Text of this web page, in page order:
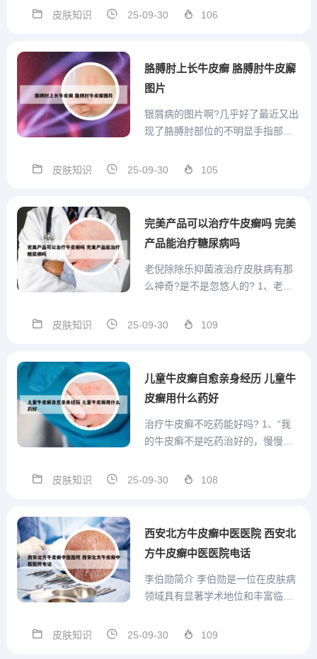
病。具体来说：治疗白癜风：补骨
与表皮细胞的DNA发生光化学变
皮...
皮肤知识 25-09-30 106
胳膊肘上长牛皮癣 胳膊肘牛皮廨
图片
银屑病的图片啊?几乎好了最近又出
现了胳膊肘部位的不明显手指部位
可发病于人体任何一个部位，容易
的，较之其它部位的银屑病皮损特
皮肤知识 25-09-30 105
完美产品可以治疗牛皮癣吗 完美
产品能治疗糖尿病吗
老倪除除乐抑菌液治疗皮肤病有那
么神奇?是不是忽悠人的? 1、老倪
缓解作用，且通常不会有不良反
括由细菌、真菌等引起的皮肤感染
皮肤知识 25-09-30 109
儿童牛皮癣自愈亲身经历 儿童牛
皮癣用什么药好
治疗牛皮癣不吃药能好吗? 1、“我
的牛皮癣不是吃药治好的，慢慢自
已，我想常见的例子是发烧感冒，
疗根据每个患者的病情，有不同的
皮肤知识 25-09-30 108
西安北方牛皮癣中医医院 西安北
方牛皮癣中医医院电话
李伯勋简介 李伯勋是一位在皮肤病
领域具有显著学术地位和丰富临床
于他的详细介绍：基本信息：李伯
皮肤知识 25-09-30 109